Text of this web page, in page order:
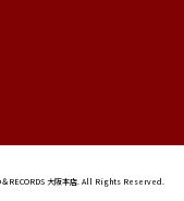
RECORDS 大阪本店. All Rights Reserved.